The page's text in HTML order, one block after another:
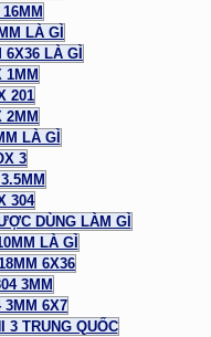
LÀ GÌ
6X36 LÀ GÌ
1MM
201
2MM
LÀ GÌ
3
304
DÙNG LÀM GÌ
LÀ GÌ
6X36
3MM
3MM 6X7
3 TRUNG QUỐC